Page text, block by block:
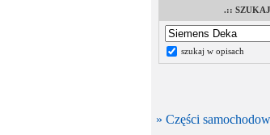
.::
szukaj w opisach
» Części